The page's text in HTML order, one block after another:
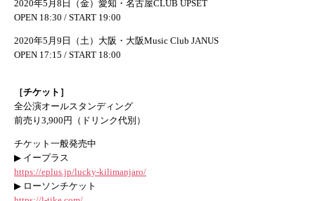
2020年5月8日（金）愛知・名古屋CLUB UPSET
OPEN 18:30 / START 19:00
2020年5月9日（土）大阪・大阪Music Club JANUS
OPEN 17:15 / START 18:00
［チケット］
全公演オールスタンディング
前売り3,900円（ドリンク代別）
チケット一般発売中
▶ イープラス
https://eplus.jp/lucky-kilimanjaro/
▶ ローソンチケット